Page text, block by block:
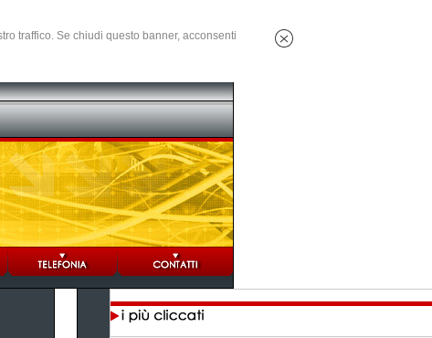
traffico. Se chiudi questo banner, acconsenti